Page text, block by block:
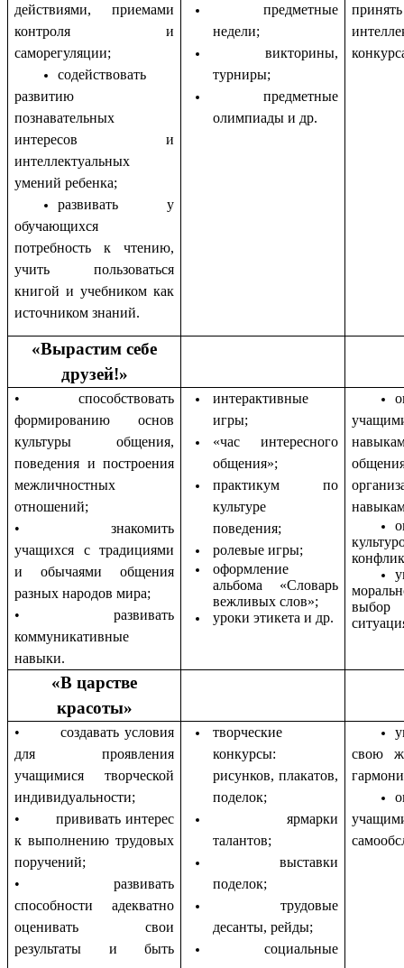
действиями, приемами
контроля и
саморегуляции;
содействовать
развитию
познавательных
интересов и
интеллектуальных
умений ребенка;
развивать у
обучающихся
потребность к чтению,
учить пользоваться
книгой и учебником как
источником знаний.
предметные
недели;
викторины,
турниры;
предметные
олимпиады и др.
«Вырастим себе
друзей!»
• способствовать
формированию основ
культуры общения,
поведения и построения
межличностных
отношений;
• знакомить
учащихся с традициями
и обычаями общения
разных народов мира;
• развивать
коммуникативные
навыки.
интерактивные
игры;
«час интересного
общения»;
практикум по
культуре
поведения;
ролевые игры;
оформление
альбома «Словарь
вежливых слов»;
уроки этикета и др.
«В царстве
красоты»
• создавать условия
для проявления
учащимися творческой
индивидуальности;
• прививать интерес
к выполнению трудовых
поручений;
• развивать
способности адекватно
оценивать свои
результаты и быть
творческие
конкурсы:
рисунков, плакатов,
поделок;
ярмарки
талантов;
выставки
поделок;
трудовые
десанты, рейды;
социальные
свою